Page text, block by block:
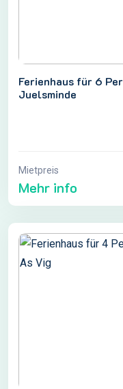
Ferienhaus für 6
Juelsminde
Mietpreis
Mehr info